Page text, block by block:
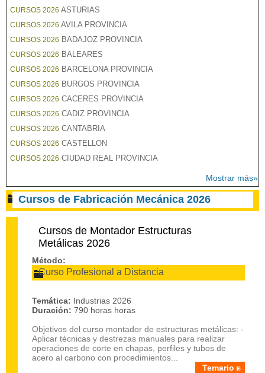
CURSOS 2026 ASTURIAS
CURSOS 2026 AVILA PROVINCIA
CURSOS 2026 BADAJOZ PROVINCIA
CURSOS 2026 BALEARES
CURSOS 2026 BARCELONA PROVINCIA
CURSOS 2026 BURGOS PROVINCIA
CURSOS 2026 CACERES PROVINCIA
CURSOS 2026 CADIZ PROVINCIA
CURSOS 2026 CANTABRIA
CURSOS 2026 CASTELLON
CURSOS 2026 CIUDAD REAL PROVINCIA
Mostrar más»
Cursos de Fabricación Mecánica 2026
Cursos de Montador Estructuras
Metálicas 2026
Método:
Curso Profesional a Distancia
Temática: Industrias 2026
Duración: 790 horas horas
Objetivos del curso montador de estructuras metálicas: -
Aplicar técnicas y destrezas manuales para realizar
operaciones de corte en chapas, perfiles y tubos de
acero al carbono con procedimientos...
Temario